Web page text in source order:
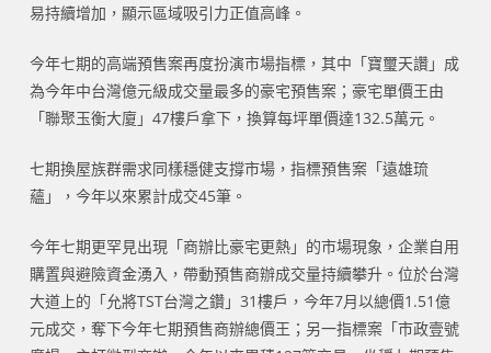
易持續增加，顯示區域吸引力正值高峰。
今年七期的高端預售案再度扮演市場指標，其中「寶璽天讚」成
為今年中台灣億元級成交量最多的豪宅預售案；豪宅單價王由
「聯聚玉衡大廈」47樓戶拿下，換算每坪單價達132.5萬元。
七期換屋族群需求同樣穩健支撐市場，指標預售案「遠雄琉
蘊」，今年以來累計成交45筆。
今年七期更罕見出現「商辦比豪宅更熱」的市場現象，企業自用
購置與避險資金湧入，帶動預售商辦成交量持續攀升。位於台灣
大道上的「允將TST台灣之鑽」31樓戶，今年7月以總價1.51億
元成交，奪下今年七期預售商辦總價王；另一指標案「市政壹號